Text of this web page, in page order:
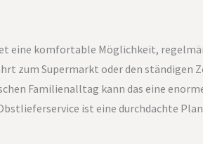
eine komfortable Möglichkeit,
zum Supermarkt oder den ständigen
Familienalltag kann das eine
ist eine durchdachte